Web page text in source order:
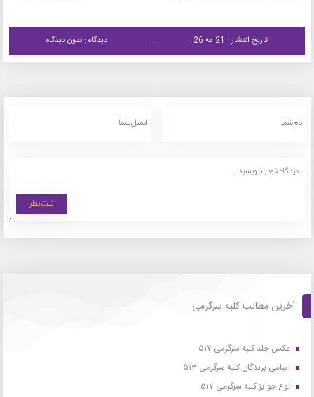
تاریخ انتشار : 21 مه 26 دیدگاه : بدون دیدگاه
آخرین مطالب کلبه سرگرمی
عکس جلد کلبه سرگرمی ۵۱۷
اسامی برندگان کلبه سرگرمی ۵۱۳
نوع جوایز کلبه سرگرمی ۵۱۷